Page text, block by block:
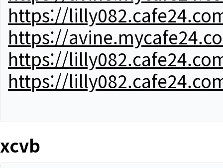
https://
https://
https://
https://
xcvb